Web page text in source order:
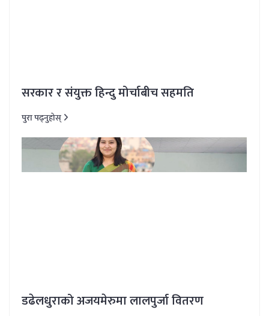
सरकार र संयुक्त हिन्दु मोर्चाबीच सहमति
पुरा पढ्नुहोस्
डढेलधुराको अजयमेरुमा लालपुर्जा वितरण